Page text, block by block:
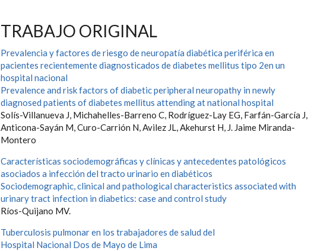
TRABAJO ORIGINAL
Prevalencia y factores de riesgo de neuropatía diabética periférica en
pacientes recientemente diagnosticados de diabetes mellitus tipo 2en un
hospital nacional
Prevalence and risk factors of diabetic peripheral neuropathy in newly
diagnosed patients of diabetes mellitus attending at national hospital
Solís-Villanueva J, Michahelles-Barreno C, Rodríguez-Lay EG, Farfán-García J,
Anticona-Sayán M, Curo-Carrión N, Avilez JL, Akehurst H, J. Jaime Miranda-
Montero
Características sociodemográficas y clínicas y antecedentes patológicos
asociados a infección del tracto urinario en diabéticos
Sociodemographic, clinical and pathological characteristics associated with
urinary tract infection in diabetics: case and control study
Ríos-Quijano MV.
Tuberculosis pulmonar en los trabajadores de salud del
Hospital Nacional Dos de Mayo de Lima